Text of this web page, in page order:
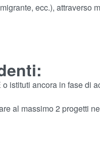
ecc.), attraverso
istituti ancora in fase di
al massimo 2 progetti